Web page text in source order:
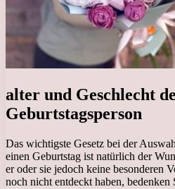
alter und Geschlecht
Geburtstagsperson
Das wichtigste Gesetz bei der
einen Geburtstag ist natürlich der
er oder sie jedoch keine besonderen
noch nicht entdeckt haben, bedenken